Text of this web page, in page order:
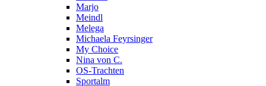
Marjo
Meindl
Melega
Michaela Feyrsinger
My Choice
Nina von C.
OS-Trachten
Sportalm